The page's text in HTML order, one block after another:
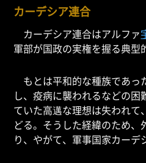
カーデシア連合
カーデシア連合はアルファ
軍部が国政の実権を握る典型
もとは平和的な種族であっ
し、疫病に襲われるなどの
ていた高邁な理想は失われて
どる。そうした経緯のため、
り、やがて、軍事国家カーデ